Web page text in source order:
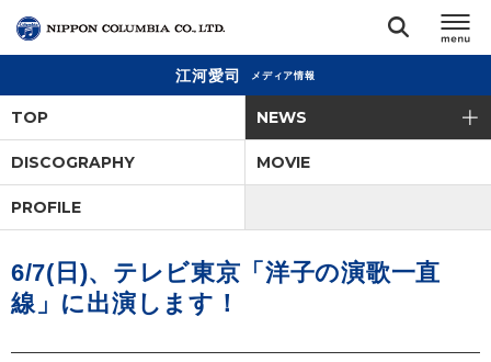
閉じる
アーティスト
ジャンル
江河愛司 メディア情報
TOP NEWS
DISCOGRAPHY MOVIE
PROFILE
6/7(日)、テレビ東京「洋子の演歌一直
線」に出演します！